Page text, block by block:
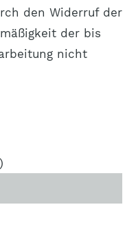
den Widerruf der
der bis
nicht